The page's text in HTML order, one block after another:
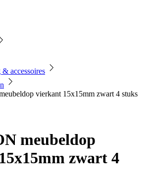
accessoires
vierkant 15x15mm zwart 4 stuks
meubeldop
zwart 4